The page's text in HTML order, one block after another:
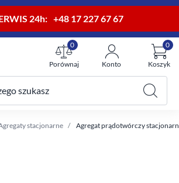
24h: +48 17 227 67 67
Porównaj
0
Konto Koszyk
0
szukasz
stacjonarne Agregat prądotwórczy